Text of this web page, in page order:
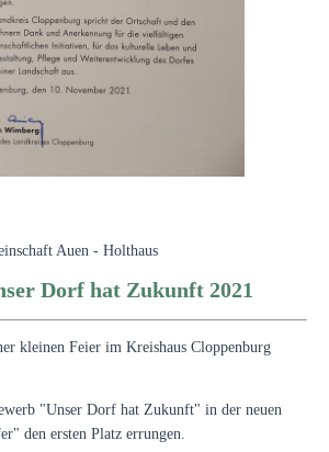
Auen - Holthaus
Dorf hat Zukunft 2021
kleinen Feier im Kreishaus Cloppenburg
"Unser Dorf hat Zukunft" in der neuen
den ersten Platz errungen.